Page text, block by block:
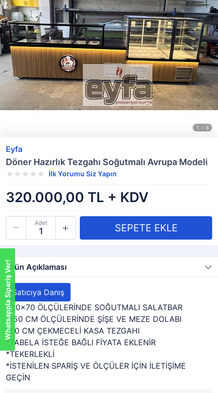
Eyfa
Döner Hazırlık Tezgahı Soğutmalı Avrupa Modeli
İlk Yorumu Siz Yapın
320.000,00 TL + KDV
Adet
Ürün Açıklaması
Satıcıya Danış
230x70 ÖLÇÜLERİNDE SOĞUTMALI SALATBAR
*150 CM ÖLÇÜLERİNDE ŞİŞE VE MEZE DOLABI
*50 CM ÇEKMECELİ KASA TEZGAHI
*TABELA İSTEĞE BAĞLI FİYATA EKLENİR
*TEKERLEKLİ
*İSTENİLEN SPARİŞ VE ÖLÇÜLER İÇİN İLETİŞİME
GEÇİN
Whatsappla Sipariş Ver!